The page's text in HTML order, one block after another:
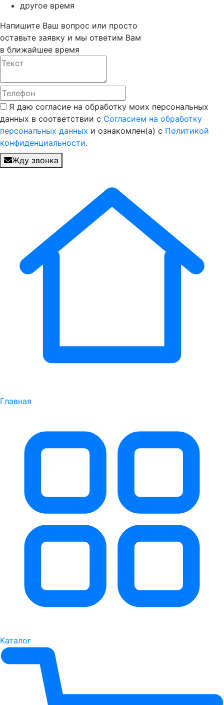
другое время
Напишите Ваш вопрос или просто
оставьте заявку и мы ответим Вам
в ближайшее время
Я даю согласие на обработку моих персональных
данных в соответствии с Согласием на обработку
персональных данных и ознакомлен(а) с Политикой
конфиденциальности.
Жду звонка
Главная
Каталог